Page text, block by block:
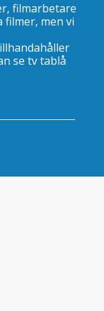
filmarbetare
filmer, men vi
se tv tablå